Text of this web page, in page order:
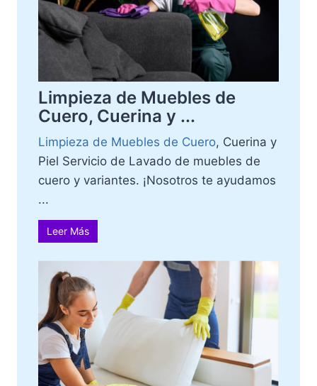
Limpieza de Muebles de
Cuero, Cuerina y ...
Limpieza de Muebles de Cuero, Cuerina y
Piel Servicio de Lavado de muebles de
cuero y variantes. ¡Nosotros te ayudamos
...
Leer Más